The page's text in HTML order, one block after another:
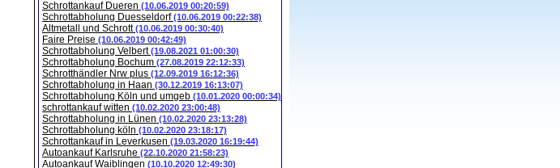
Schrottankauf Dueren (10.06.2019 00:20:59)
Schrottabholung Duesseldorf(10.06.2019 00:22:38)
Altmetall und Schrott(10.06.2019 00:30:40)
Faire Preise (10.06.2019 00:42:49)
Schrottabholung Velbert(19.08.2021 01:00:30)
Schrottabholung Bochum (27.08.2019 22:12:33)
Schrotthändler Nrw plus (12.09.2019 16:12:36)
Schrottabholung in Haan (30.12.2019 16:13:07)
Schrottabholung Köln und umgeb (10.01.2020 00:00:34)
schrottankauf witten (10.02.2020 23:00:48)
Schrottabholung in Lünen (10.02.2020 23:13:28)
Schrottabholung köln (10.02.2020 23:18:17)
Schrottankauf in Leverkusen (19.03.2020 16:19:44)
Autoankauf Karlsruhe (22.10.2020 21:58:23)
Autoankauf Waiblingen (10.10.2020 12:49:30)